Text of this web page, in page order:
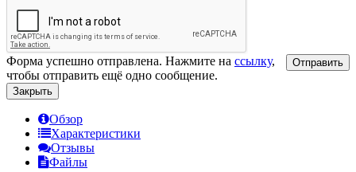
Отправить
Форма успешно отправлена. Нажмите на ссылку,
чтобы отправить ещё одно сообщение.
Закрыть
Обзор
Характеристики
Отзывы
Файлы